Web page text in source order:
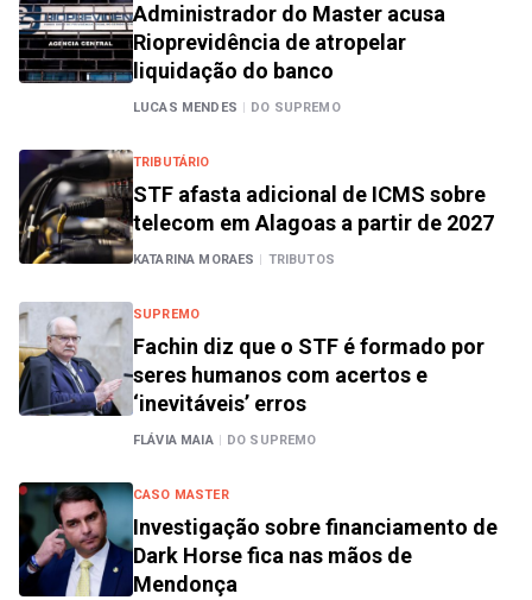
Administrador do Master acusa
Rioprevidência de atropelar
liquidação do banco
LUCAS MENDES | DO SUPREMO
TRIBUTÁRIO
STF afasta adicional de ICMS sobre
telecom em Alagoas a partir de 2027
KATARINA MORAES | TRIBUTOS
SUPREMO
Fachin diz que o STF é formado por
seres humanos com acertos e
‘inevitáveis’ erros
FLÁVIA MAIA | DO SUPREMO
CASO MASTER
Investigação sobre financiamento de
Dark Horse fica nas mãos de
Mendonça